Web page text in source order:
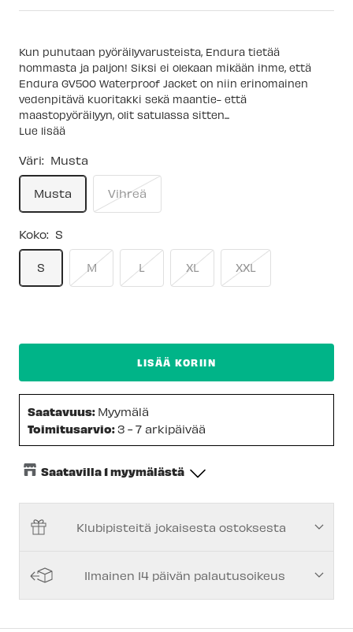
Kun puhutaan pyöräilyvarusteista, Endura tietää
hommasta ja paljon! Siksi ei olekaan mikään ihme, että
Endura GV500 Waterproof Jacket on niin erinomainen
vedenpitävä kuoritakki sekä maantie- että
maastopyöräilyyn, olit satulassa sitten...
Lue lisää
Väri: Musta
Musta Vihreä
Koko: S
S M L XL XXL
LISÄÄ KORIIN
Saatavuus: Myymälä
Toimitusarvio:3 - 7 arkipäivää
Saatavilla 1 myymälästä
Keskusvarasto-Tilapäisesti loppu
Espoon Myymälä-Tilapäisesti loppu
Klubipisteitä jokaisesta ostoksesta
Ilmainen 14 päivän palautusoikeus